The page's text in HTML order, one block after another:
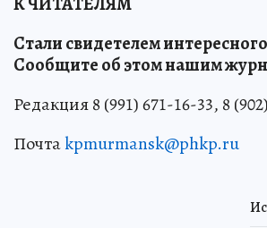
Стали свидетелем
Сообщите об этом нашим
Редакция 8 (991) 671-16-33, 8
Почтаkpmurmansk@phkp.ru